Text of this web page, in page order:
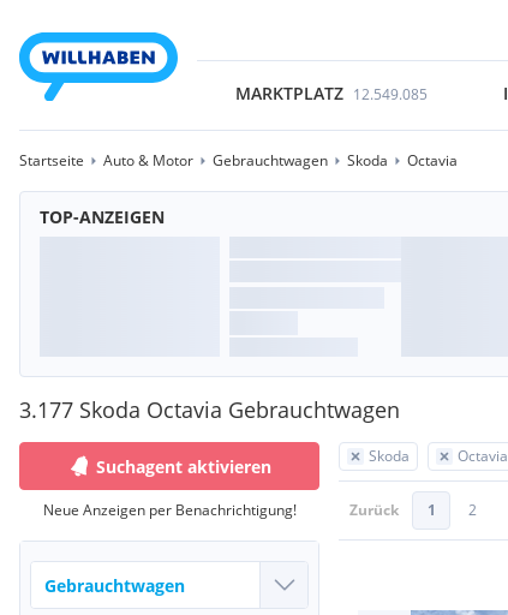
MARKTPLATZ 12.549.085
Startseite Auto & Motor Gebrauchtwagen Skoda Octavia
TOP-ANZEIGEN
3.177 Skoda Octavia Gebrauchtwagen
Skoda Octavia
Zurück 1 2
Suchagent aktivieren
Neue Anzeigen per Benachrichtigung!